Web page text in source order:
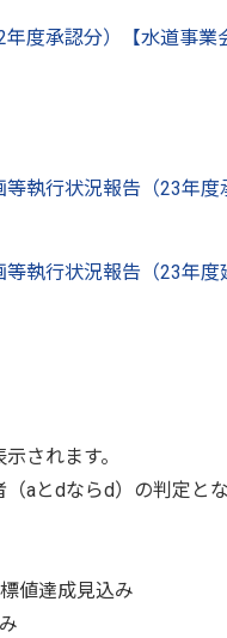
度承認分）【水道事業
執行状況報告（23年度
執行状況報告（23年
されます。
aとdならd）の判定と
値達成見込み